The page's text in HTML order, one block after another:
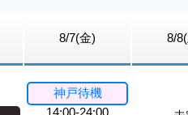
8/7(金) 8/
神戸待機
14:00-24:00